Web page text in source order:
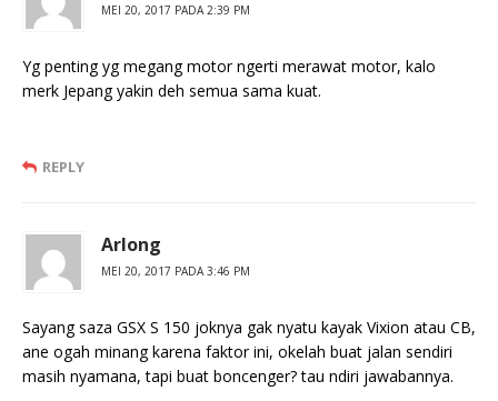
MEI 20, 2017 PADA 2:39 PM
Yg penting yg megang motor ngerti merawat motor, kalo
merk Jepang yakin deh semua sama kuat.
REPLY
Arlong
MEI 20, 2017 PADA 3:46 PM
Sayang saza GSX S 150 joknya gak nyatu kayak Vixion atau CB,
ane ogah minang karena faktor ini, okelah buat jalan sendiri
masih nyamana, tapi buat boncenger? tau ndiri jawabannya.